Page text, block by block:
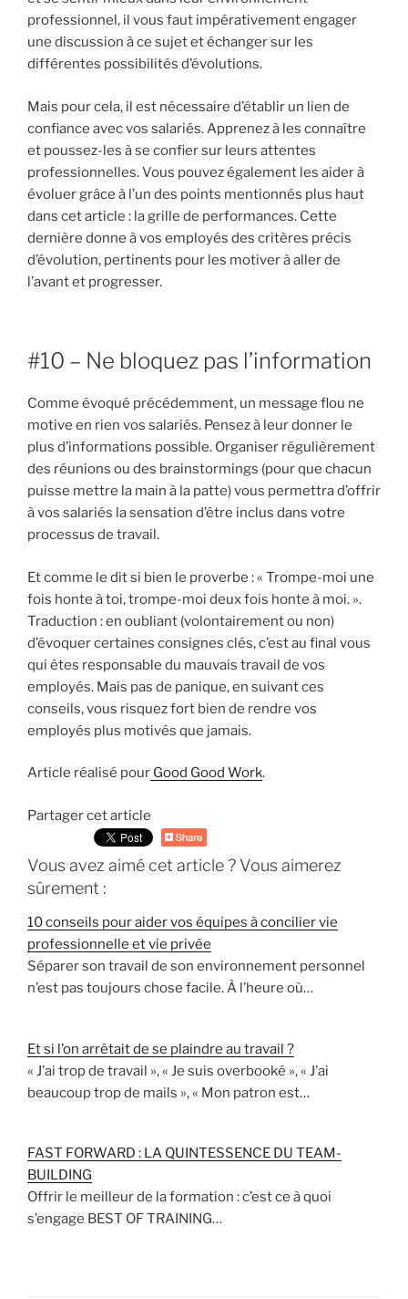
professionnel, il vous faut impérativement engager
une discussion à ce sujet et échanger sur les
différentes possibilités d’évolutions.
Mais pour cela, il est nécessaire d’établir un lien de
confiance avec vos salariés. Apprenez à les connaître
et poussez-les à se confier sur leurs attentes
professionnelles. Vous pouvez également les aider à
évoluer grâce à l’un des points mentionnés plus haut
dans cet article : la grille de performances. Cette
dernière donne à vos employés des critères précis
d’évolution, pertinents pour les motiver à aller de
l’avant et progresser.
#10 – Ne bloquez pas l’information
Comme évoqué précédemment, un message flou ne
motive en rien vos salariés. Pensez à leur donner le
plus d’informations possible. Organiser régulièrement
des réunions ou des brainstormings (pour que chacun
puisse mettre la main à la patte) vous permettra d’offrir
à vos salariés la sensation d’être inclus dans votre
processus de travail.
Et comme le dit si bien le proverbe : « Trompe-moi une
fois honte à toi, trompe-moi deux fois honte à moi. ».
Traduction : en oubliant (volontairement ou non)
d’évoquer certaines consignes clés, c’est au final vous
qui êtes responsable du mauvais travail de vos
employés. Mais pas de panique, en suivant ces
conseils, vous risquez fort bien de rendre vos
employés plus motivés que jamais.
Article réalisé pour Good Good Work.
Partager cet article
Vous avez aimé cet article ? Vous aimerez
sûrement :
10 conseils pour aider vos équipes à concilier vie
professionnelle et vie privée
Séparer son travail de son environnement personnel
n’est pas toujours chose facile. À l’heure où…
Et si l’on arrêtait de se plaindre au travail ?
« J’ai trop de travail », « Je suis overbooké », « J’ai
beaucoup trop de mails », « Mon patron est…
FAST FORWARD : LA QUINTESSENCE DU TEAM-
BUILDING
Offrir le meilleur de la formation : c’est ce à quoi
s’engage BEST OF TRAINING…